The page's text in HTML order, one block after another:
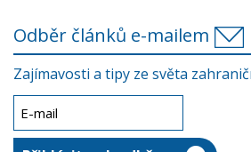
Odběr článků e-mailem
Zajímavosti a tipy ze světa